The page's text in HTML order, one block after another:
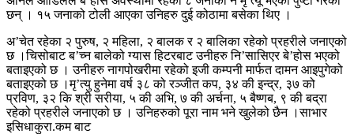
छन् । १५ जनाको टोली आएका उनिहरु दुई कोठामा बसेका थिए ।
अ’चेत रहेका २ पुरुष, २ महिला, २ बालक र २ बालिका रहेको प्रहरीले जनाएको
छ ।चिसोबाट ब’च्न बालेको ग्यास हिटरबाट उनीहरु नि’सासिएर बे’होस भएको
बताइएको छ । उनीहरु नागपोखरीमा रहेको इजी कम्पनी मार्फत दामन आइपुगेको
बताइएको छ ।मृ’त्यु हुनेमा वर्ष ३८ को रञ्जीत कप, ३४ की इन्द्र, ३७ को
प्रविण, ३२ कि श्री सरीया, ५ की अभि, ७ की अर्चना, ५ बैष्णब, ९ की बद्रा
रहेको प्रहरीले जनाएको छ । उनिहरुको पूरा नाम भने खुलेको छैन ।साभार
इसिधाकुरा.कम बाट